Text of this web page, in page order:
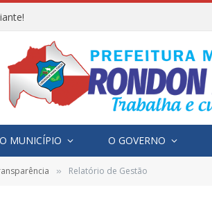
O MUNICÍPIO O GOVERNO
» Relatório de Gestão